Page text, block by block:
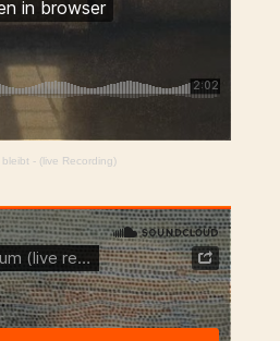
- (live Recording)